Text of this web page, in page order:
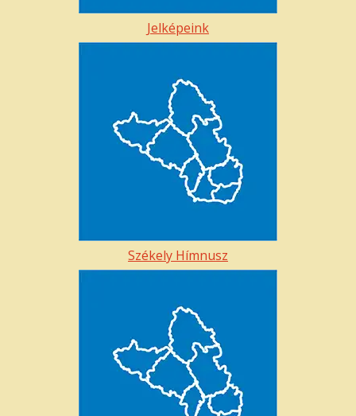
Jelképeink
Székely Hímnusz